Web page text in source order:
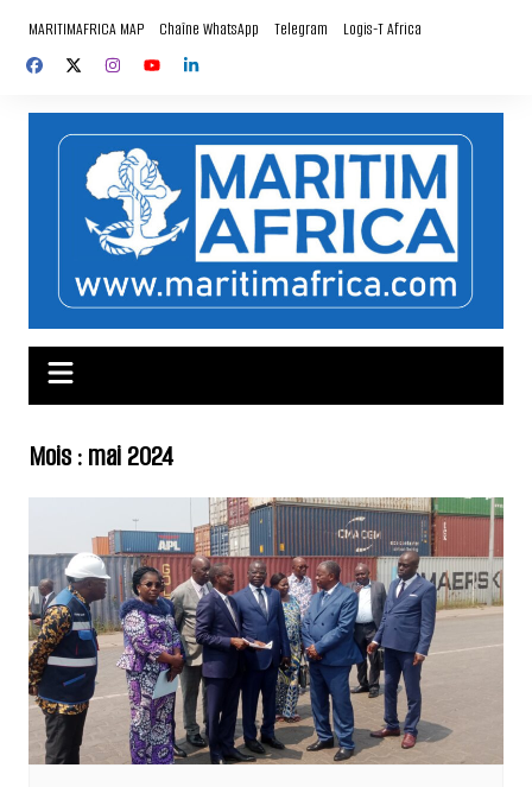
contenu
MARITIMAFRICA MAP Chaîne WhatsApp Telegram Logis-T Africa
Mois :mai 2024